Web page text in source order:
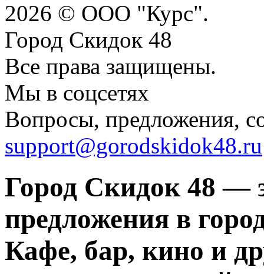
2026 © ООО "Курс".
Город Скидок 48
Все права защищены.
Мы в соцсетях
Вопросы, предложения,
support@gorodskidok48.ru
Город Скидок 48 —
предложения в
Кафе, бар, кино и